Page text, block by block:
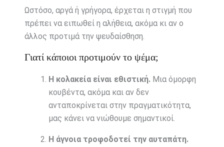
Ωστόσο, αργά ή γρήγορα, έρχεται η στιγμή που
πρέπει να ειπωθεί η αλήθεια, ακόμα κι αν ο
άλλος προτιμά την ψευδαίσθηση.
Γιατί κάποιοι προτιμούν το ψέμα;
Η κολακεία είναι εθιστική.Μια όμορφη
κουβέντα, ακόμα και αν δεν
ανταποκρίνεται στην πραγματικότητα,
μας κάνει να νιώθουμε σημαντικοί.
Η άγνοια τροφοδοτεί την αυταπάτη.